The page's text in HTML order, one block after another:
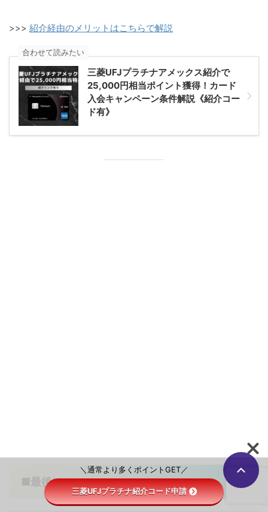
>>> 紹介経由のメリットはこちらで解説
三菱UFJプラチナアメックス紹介で
25,000円相当ポイント獲得！カード
入会キャンペーン条件解説《紹介コー
ド有》
合わせて読みたい
■最後に
＼通常より多くポイントGET／
三菱UFJプラチナ紹介コード申請